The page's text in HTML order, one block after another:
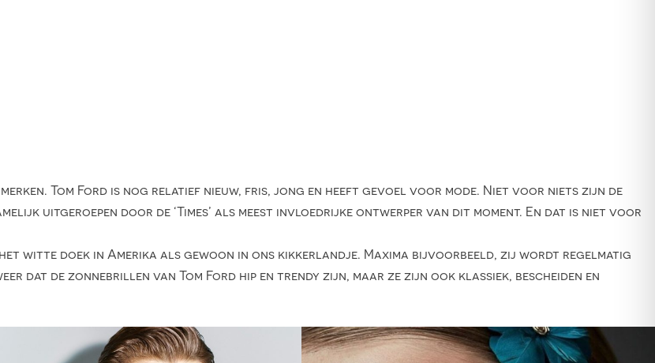
Tom Ford is nog relatief nieuw, fris, jong en heeft gevoel voor mode. Niet voor niets zijn de
uitgeroepen door de ‘Times’ als meest invloedrijke ontwerper van dit moment. En dat is niet voor
witte doek in Amerika als gewoon in ons kikkerlandje. Maxima bijvoorbeeld, zij wordt regelmatig
dat de zonnebrillen van Tom Ford hip en trendy zijn, maar ze zijn ook klassiek, bescheiden en